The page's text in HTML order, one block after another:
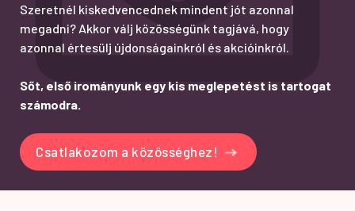
Szeretnél kiskedvencednek mindent jót azonnal
megadni? Akkor válj közösségünk tagjává, hogy
azonnal értesülj újdonságainkról és akcióinkról.
Sőt, első irományunk egy kis meglepetést is tartogat
számodra.
Csatlakozom a közösséghez!